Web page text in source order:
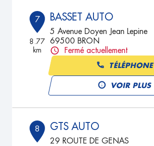
7
8.77
km
BASSET AUTO
5 Avenue Doyen Jean Lepine
69500 BRON
Fermé actuellement
TÉLÉPHONE
VOIR PLUS
8 GTS AUTO
29 ROUTE DE GENAS